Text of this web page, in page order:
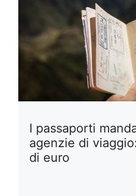
I passaporti
agenzie di
di euro